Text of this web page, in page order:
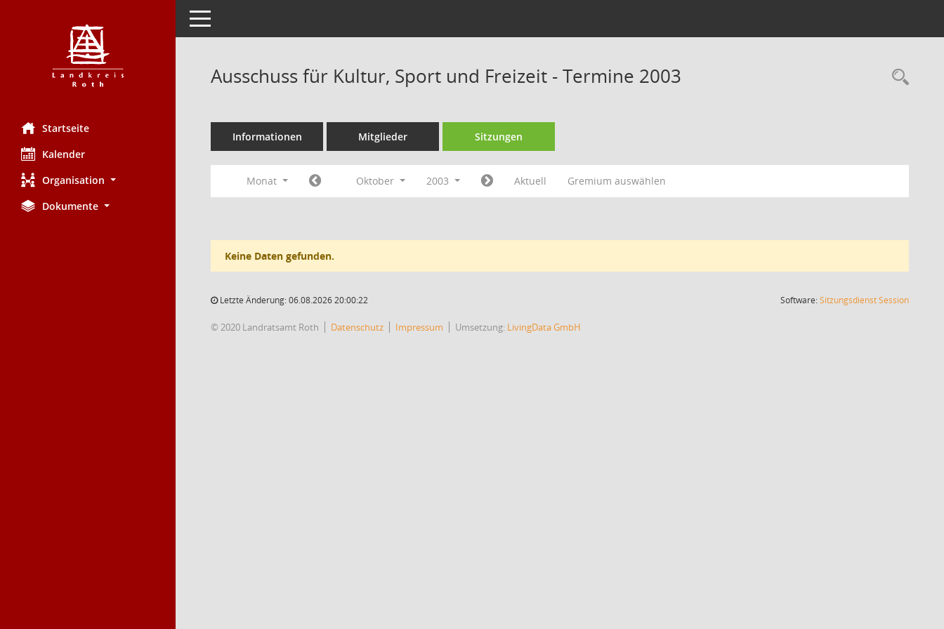
Startseite
Kalender
Organisation
Dokumente
Toggle navigation
Ausschuss für Kultur, Sport und Freizeit - Termine 2003
Informationen Mitglieder Sitzungen
Monat Oktober 2003 Aktuell Gremium auswählen
Keine Daten gefunden.
Letzte Änderung: 06.08.2026 20:00:22 Software:SitzungsdienstSession(Wird in
© 2020 Landratsamt Roth Datenschutz Impressum Umsetzung: LivingData GmbH